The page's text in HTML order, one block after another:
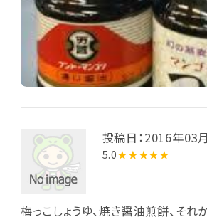
投稿日：2016年03
5.0★★★★★
梅っこしょうゆ、焼き醤油煎餅、それ